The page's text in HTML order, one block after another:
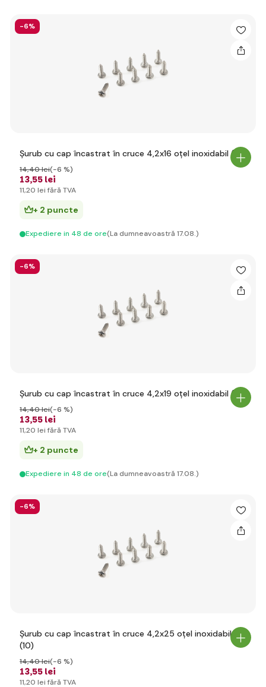
-6%
Șurub cu cap încastrat în cruce 4,2x16 oțel inoxidabil (10)
13,55 lei
14,40 lei(-6 %)
11,20 lei fără TVA
+ 2 puncte
Expediere in 48 de ore(La dumneavoastră 17.08.)
-6%
Șurub cu cap încastrat în cruce 4,2x19 oțel inoxidabil (10)
13,55 lei
14,40 lei(-6 %)
11,20 lei fără TVA
+ 2 puncte
Expediere in 48 de ore(La dumneavoastră 17.08.)
-6%
Șurub cu cap încastrat în cruce 4,2x25 oțel inoxidabil
(10)
13,55 lei
14,40 lei(-6 %)
11,20 lei fără TVA